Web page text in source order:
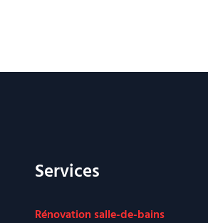
Services
Rénovation salle-de-bains